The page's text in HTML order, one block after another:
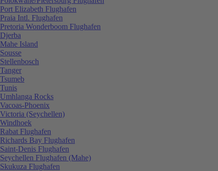
Port Elizabeth Flughafen
Praia Intl. Flughafen
Pretoria Wonderboom Flughafen
Djerba
Mahe Island
Sousse
Stellenbosch
Tanger
Tsumeb
Tunis
Umhlanga Rocks
Vacoas-Phoenix
Victoria (Seychellen)
Windhoek
Rabat Flughafen
Richards Bay Flughafen
Saint-Denis Flughafen
Seychellen Flughafen (Mahe)
Skukuza Flughafen